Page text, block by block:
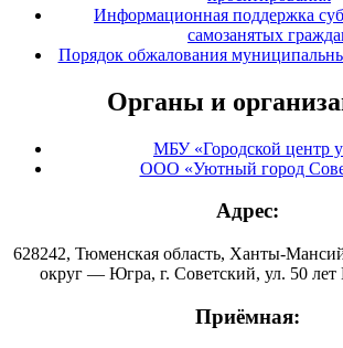
Информационная поддержка
самозанятых
Порядок обжалования
Органы и
МБУ «Городской центр
ООО «Уютный город
Адрес:
628242, Тюменская область, Ханты-
округ — Югра, г. Советский, ул. 50
Приёмная: